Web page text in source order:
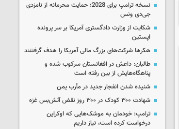
نسخه ترامپ برای 2028؛ حمایت محرمانه از نامزدی
جی‌دی ونس
شکایت از وزارت دادگستری آمریکا بر سر پرونده
اپستین
هکرها شرکت‌های بزرگ مالی آمریکا را هدف گرفتنند
طالبان: داعش در افغانستان سرکوب شده و
پناهگاه‌هایش از بین رفته است
شنیده شدن انفجار جدید در مأرب یمن
شهادت ۳۰۰ کودک در ۳۰۰ روز نقض آتش‌بس غزه
ترامپ: خودمان به موشک‌هایی که اوکراین
درخواست کرده است، نیاز داریم